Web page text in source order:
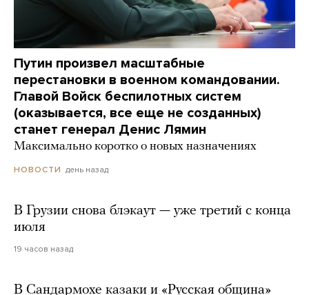
Путин произвел масштабные
перестановки в военном командовании.
Главой Войск беспилотных систем
(оказывается, все еще не созданных)
станет генерал Денис Лямин
Максимально коротко о новых назначениях
НОВОСТИ день назад
В Грузии снова блэкаут — уже третий с конца
июля
19 часов назад
В Сандармохе казаки и «Русская община»